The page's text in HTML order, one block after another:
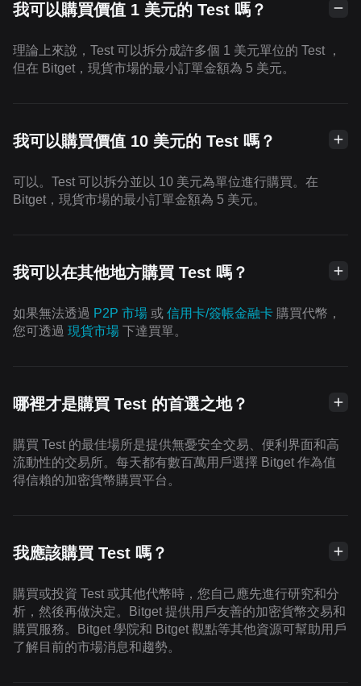
我可以購買價值 1 美元的 Test 嗎？
理論上來說，Test 可以拆分成許多個 1 美元單位的 Test ，
但在 Bitget，現貨市場的最小訂單金額為 5 美元。
我可以購買價值 10 美元的 Test 嗎？
可以。Test 可以拆分並以 10 美元為單位進行購買。在
Bitget，現貨市場的最小訂單金額為 5 美元。
我可以在其他地方購買 Test 嗎？
如果無法透過 P2P 市場 或 信用卡/簽帳金融卡 購買代幣，
您可透過 現貨市場 下達買單。
哪裡才是購買 Test 的首選之地？
購買 Test 的最佳場所是提供無憂安全交易、便利界面和高
流動性的交易所。每天都有數百萬用戶選擇 Bitget 作為值
得信賴的加密貨幣購買平台。
我應該購買 Test 嗎？
購買或投資 Test 或其他代幣時，您自己應先進行研究和分
析，然後再做決定。Bitget 提供用戶友善的加密貨幣交易和
購買服務。Bitget 學院和 Bitget 觀點等其他資源可幫助用戶
了解目前的市場消息和趨勢。